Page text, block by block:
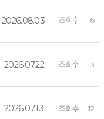
2026.08.03 조회수 6
2026.07.22 조회수 13
2026.07.13 조회수 12